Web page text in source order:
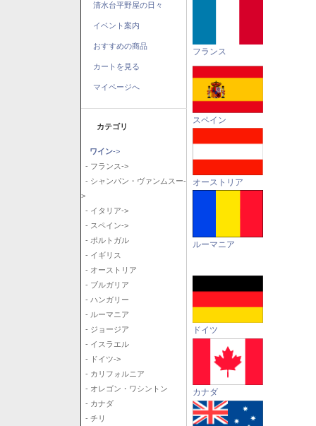
清水台平野屋の日々
イベント案内
おすすめの商品
カートを見る
マイページへ
カテゴリ
ワイン->
- フランス->
- シャンパン・ヴァンムスー-
>
- イタリア->
- スペイン->
- ポルトガル
- イギリス
- オーストリア
- ブルガリア
- ハンガリー
- ルーマニア
- ジョージア
- イスラエル
- ドイツ->
- カリフォルニア
- オレゴン・ワシントン
- カナダ
- チリ
フランス
スペイン
オーストリア
ルーマニア
ドイツ
カナダ